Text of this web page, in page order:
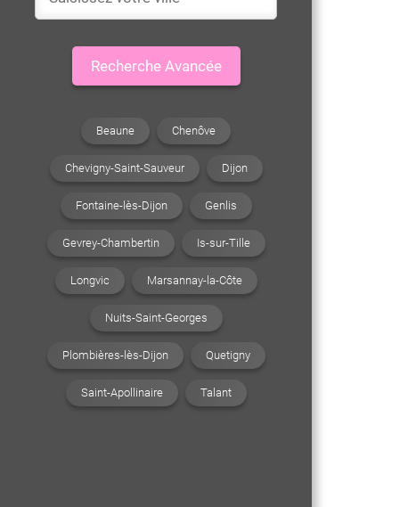
Recherche Avancée
Beaune Chenôve
Chevigny-Saint-Sauveur Dijon
Fontaine-lès-Dijon Genlis
Gevrey-Chambertin Is-sur-Tille
Longvic Marsannay-la-Côte
Nuits-Saint-Georges
Plombières-lès-Dijon Quetigny
Saint-Apollinaire Talant